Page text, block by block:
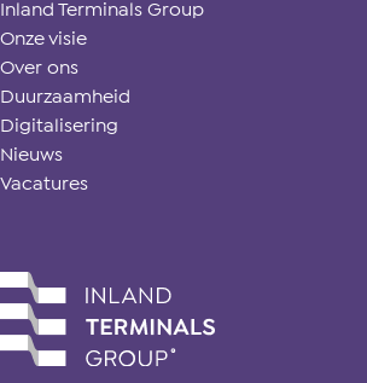
Inland Terminals Group
Onze visie
Over ons
Duurzaamheid
Digitalisering
Nieuws
Vacatures